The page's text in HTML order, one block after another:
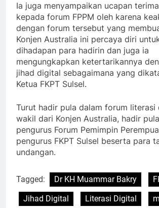
Ia juga menyampaikan ucapan
kepada forum FPPM oleh karena
dengan forum tersebut yang
Konjen Australia ini percaya diri
dihadapan para hadirin dan juga ia
mengungkapkan ketertarikannya
jihad digital sebagaimana yang
Ketua FKPT Sulsel.
Turut hadir pula dalam forum literasi
wakil dari Konjen Australia, hadir
pengurus Forum Pemimpin
pengurus FKPT Sulsel beserta para
undangan.
Tagged: Dr KH Muammar Bakry
Jihad Digital
Literasi Digital